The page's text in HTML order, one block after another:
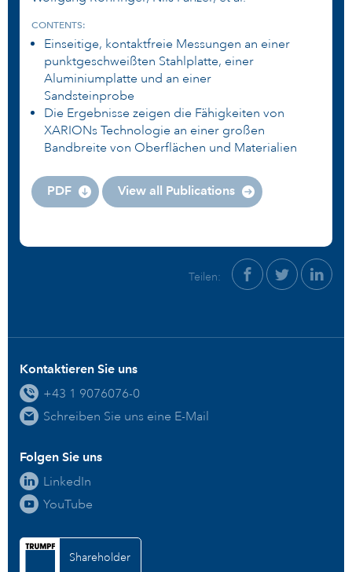
CONTENTS:
Einseitige, kontaktfreie Messungen an einer
punktgeschweißten Stahlplatte, einer
Aluminiumplatte und an einer
Sandsteinprobe
Die Ergebnisse zeigen die Fähigkeiten von
XARIONs Technologie an einer großen
Bandbreite von Oberflächen und Materialien
PDF View all Publications
Teilen:
Kontaktieren Sie uns
+43 1 9076076-0
Schreiben Sie uns eine E-Mail
Folgen Sie uns
LinkedIn
YouTube
Shareholder